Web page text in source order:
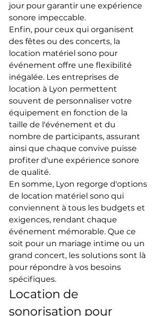
jour pour garantir une expérience
sonore impeccable.
Enfin, pour ceux qui organisent
des fêtes ou des concerts, la
location matériel sono pour
événement offre une flexibilité
inégalée. Les entreprises de
location à Lyon permettent
souvent de personnaliser votre
équipement en fonction de la
taille de l'événement et du
nombre de participants, assurant
ainsi que chaque convive puisse
profiter d'une expérience sonore
de qualité.
En somme, Lyon regorge d'options
de location matériel sono qui
conviennent à tous les budgets et
exigences, rendant chaque
événement mémorable. Que ce
soit pour un mariage intime ou un
grand concert, les solutions sont là
pour répondre à vos besoins
spécifiques.
Location de
sonorisation pour